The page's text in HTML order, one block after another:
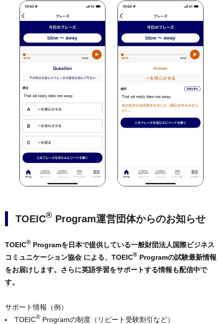
TOEIC® Program運営団体からのお知らせ
TOEIC® Programを日本で提供している一般財団法人国際ビジネス
コミュニケーション協会 による、TOEIC® Programの試験最新情報
をお届けします。さらに英語学習をサポートする情報も配信中で
す。
サポート情報（例）
TOEIC® Programの制度（リピート受験割引など）